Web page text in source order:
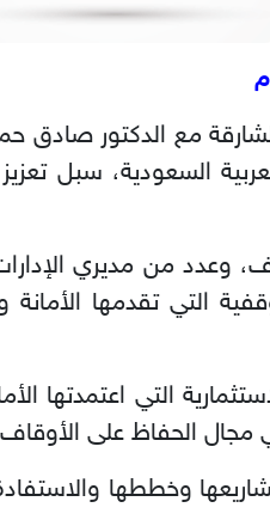
مع الدكتور صادق
السعودية، سبل
وعدد من مديري
التي تقدمها
التي اعتمدتها
الحفاظ على الأوقاف
وخططها